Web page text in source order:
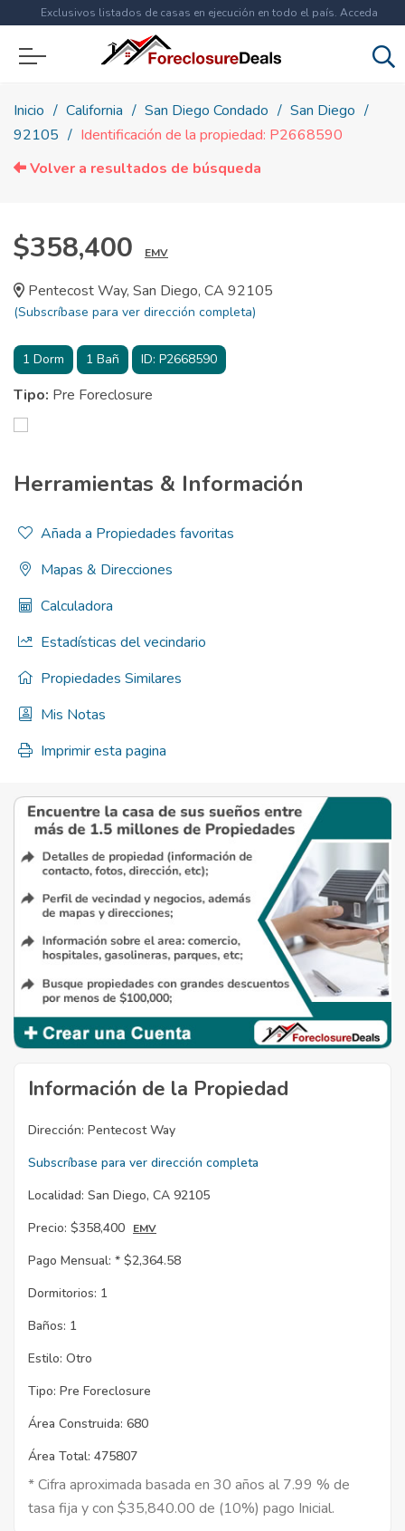
Exclusivos listados de casas en ejecución en todo el país. Acceda
ahora a
Inicio California San Diego Condado
San Diego
92105
Identificación de la propiedad: P2668590
Volver a resultados de búsqueda
$358,400 EMV
Pentecost Way, San Diego, CA 92105
(Subscríbase para ver dirección completa)
1 Dorm 1 Bañ ID: P2668590
Tipo: Pre Foreclosure
Herramientas & Información
Añada a Propiedades favoritas
Mapas & Direcciones
Calculadora
Estadísticas del vecindario
Propiedades Similares
Mis Notas
Imprimir esta pagina
Información de la Propiedad
Dirección: Pentecost Way
Subscríbase para ver dirección completa
Localidad: San Diego, CA 92105
Precio: $358,400 EMV
Pago Mensual: * $2,364.58
Dormitorios: 1
Baños: 1
Estilo: Otro
Tipo: Pre Foreclosure
Área Construida: 680
Área Total: 475807
* Cifra aproximada basada en 30 años al 7.99 % de
tasa fija y con $35,840.00 de (10%) pago Inicial.